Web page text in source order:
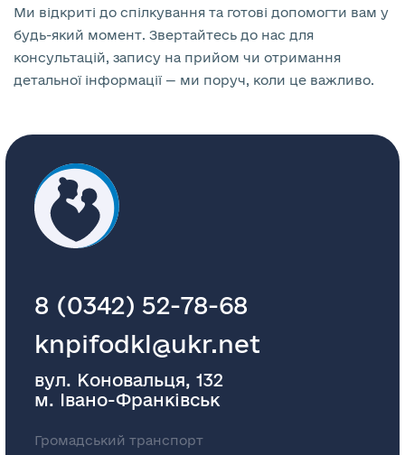
Ми відкриті до спілкування та готові допомогти вам у
будь-який момент. Звертайтесь до нас для
консультацій, запису на прийом чи отримання
детальної інформації — ми поруч, коли це важливо.
8 (0342) 52-78-68
knpifodkl@ukr.net
вул. Коновальця, 132
м. Івано-Франківськ
Громадський транспорт